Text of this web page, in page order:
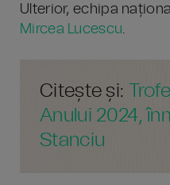
Ulterior, echipa
Mircea Lucescu.
Citește și:
Anului 2024,
Stanciu